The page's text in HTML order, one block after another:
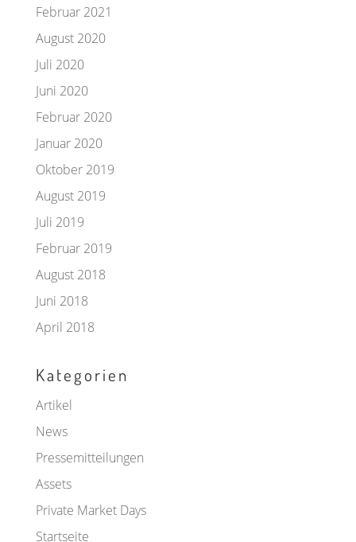
Februar 2021
August 2020
Juli 2020
Juni 2020
Februar 2020
Januar 2020
Oktober 2019
August 2019
Juli 2019
Februar 2019
August 2018
Juni 2018
April 2018
Kategorien
Artikel
News
Pressemitteilungen
Assets
Private Market Days
Startseite